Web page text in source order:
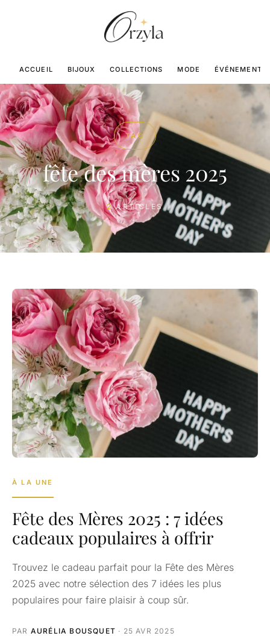
ACCUEIL BIJOUX COLLECTIONS MODE ÉVÉNEMENTS
TAG
fête des mères 2025
2ARTICLES
À LA UNE
Fête des Mères 2025 : 7 idées
cadeaux populaires à offrir
Trouvez le cadeau parfait pour la Fête des Mères
2025 avec notre sélection des 7 idées les plus
populaires pour faire plaisir à coup sûr.
PAR AURÉLIA BOUSQUET · 25 AVR 2025